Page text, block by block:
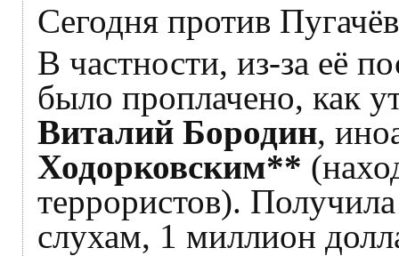
Сегодня против
В частности, из-за её
было проплачено, как
Виталий Бородин,
Ходорковским**
террористов).
слухам, 1 миллион